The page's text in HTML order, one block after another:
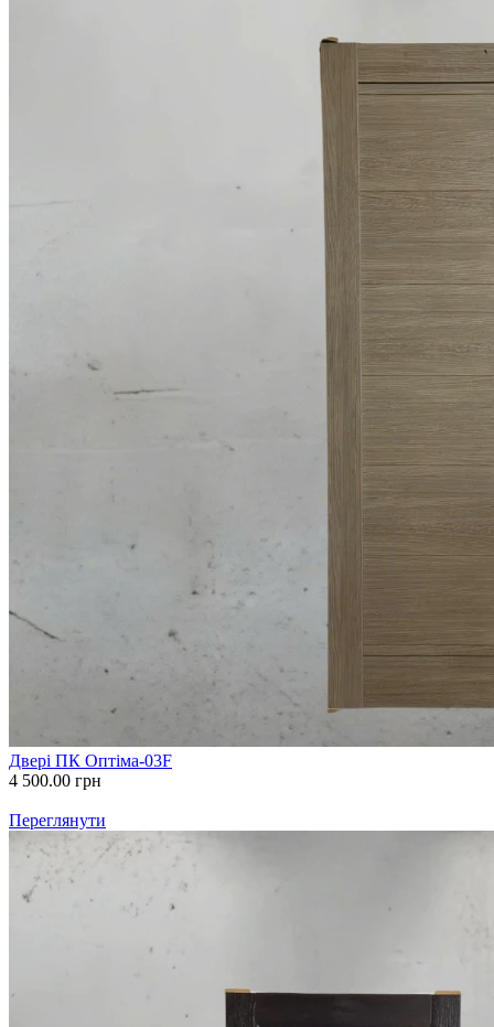
Двері ПК Оптіма-03F
4 500.00 грн
Переглянути